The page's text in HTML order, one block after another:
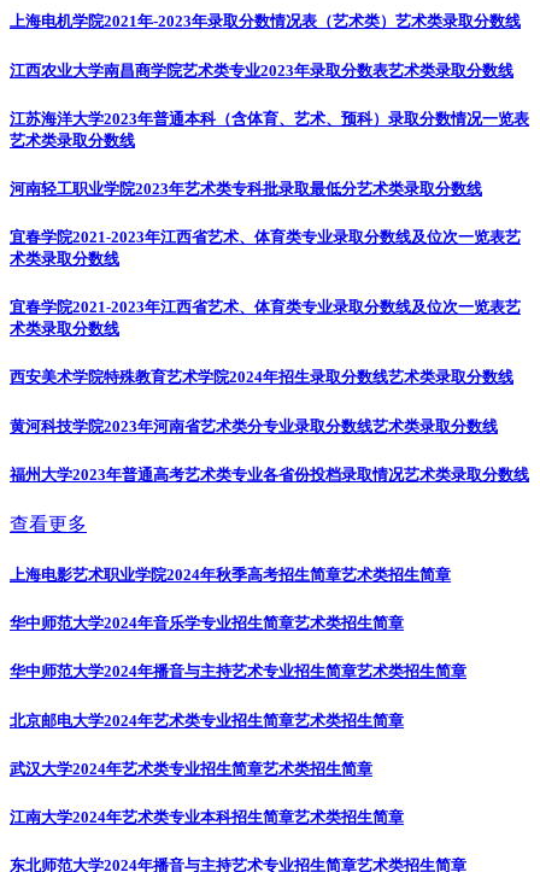
上海电机学院2021年-2023年录取分数情况表（艺术类） 艺术类录取分数线
江西农业大学南昌商学院艺术类专业2023年录取分数表艺术类录取分数线
江苏海洋大学2023年普通本科（含体育、艺术、预科）录取分数情况一览表
艺术类录取分数线
河南轻工职业学院2023年艺术类专科批录取最低分艺术类录取分数线
宜春学院2021-2023年江西省艺术、体育类专业录取分数线及位次一览表艺
术类录取分数线
宜春学院2021-2023年江西省艺术、体育类专业录取分数线及位次一览表艺
术类录取分数线
西安美术学院特殊教育艺术学院2024年招生录取分数线艺术类录取分数线
黄河科技学院2023年河南省艺术类分专业录取分数线艺术类录取分数线
福州大学2023年普通高考艺术类专业各省份投档录取情况艺术类录取分数线
查看更多
上海电影艺术职业学院2024年秋季高考招生简章艺术类招生简章
华中师范大学2024年音乐学专业招生简章艺术类招生简章
华中师范大学2024年播音与主持艺术专业招生简章艺术类招生简章
北京邮电大学2024年艺术类专业招生简章艺术类招生简章
武汉大学2024年艺术类专业招生简章艺术类招生简章
江南大学2024年艺术类专业本科招生简章艺术类招生简章
东北师范大学2024年播音与主持艺术专业招生简章艺术类招生简章